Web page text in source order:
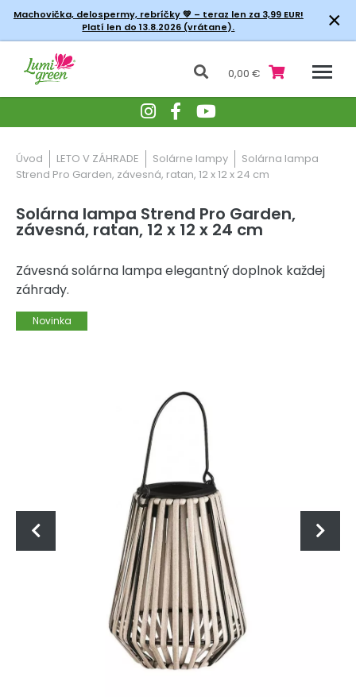
Machovička, delospermy, rebríčky💚 – teraz len za 3,99 EUR!
Platí len do 13.8.2026 (vrátane).
×
0,00 €
Úvod LETO V ZÁHRADE Solárne lampy
Solárna lampa
Strend Pro Garden, závesná, ratan, 12 x 12 x 24 cm
Solárna lampa Strend Pro Garden,
závesná, ratan, 12 x 12 x 24 cm
Závesná solárna lampa elegantný doplnok každej
záhrady.
Novinka